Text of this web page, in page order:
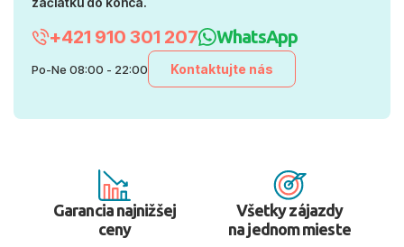
+421 910 301 207 WhatsApp
Po-Ne 08:00 - 22:00 Kontaktujte nás
Garancia najnižšej
ceny
Všetky zájazdy
na jednom mieste